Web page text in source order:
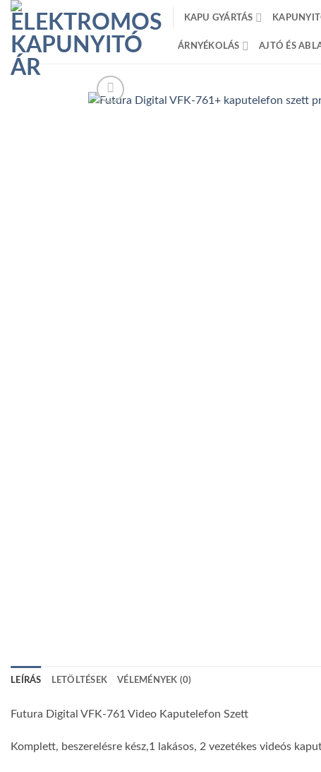
Skip
content
KAPU GYÁRTÁS
ÁRNYÉKOLÁS AJTÓ ÉS
LEÍRÁS LETÖLTÉSEK VÉLEMÉNYEK (0)
Futura Digital VFK-761 Video Kaputelefon Szett
Komplett, beszerelésre kész,1 lakásos, 2 vezetékes videós